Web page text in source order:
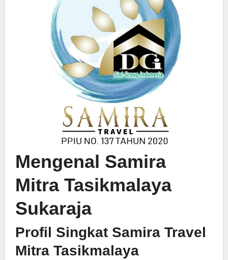
Mengenal Samira
Mitra Tasikmalaya
Sukaraja
Profil Singkat Samira Travel
Mitra Tasikmalaya